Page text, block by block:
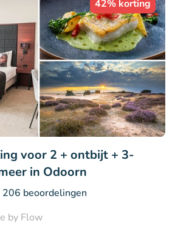
42% korting
voor 2 + ontbijt + 3-
in Odoorn
206 beoordelingen
by Flow